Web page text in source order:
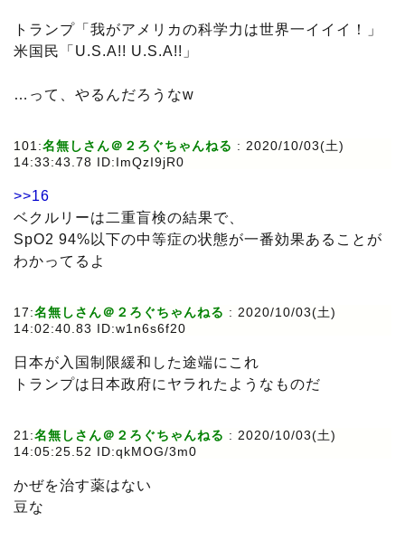
トランプ「我がアメリカの科学力は世界一イイイ！」
米国民「U.S.A!! U.S.A!!」
…って、やるんだろうなw
101:名無しさん＠２ろぐちゃんねる : 2020/10/03(土)
14:33:43.78 ID:ImQzI9jR0
>>16
ベクルリーは二重盲検の結果で、
SpO2 94%以下の中等症の状態が一番効果あることが
わかってるよ
17:名無しさん＠２ろぐちゃんねる : 2020/10/03(土)
14:02:40.83 ID:w1n6s6f20
日本が入国制限緩和した途端にこれ
トランプは日本政府にヤラれたようなものだ
21:名無しさん＠２ろぐちゃんねる : 2020/10/03(土)
14:05:25.52 ID:qkMOG/3m0
かぜを治す薬はない
豆な